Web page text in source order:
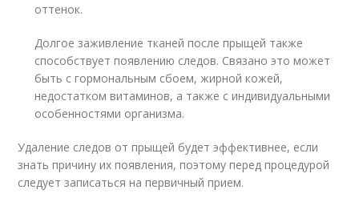
оттенок.
Долгое заживление тканей после прыщей также
способствует появлению следов. Связано это может
быть с гормональным сбоем, жирной кожей,
недостатком витаминов, а также с индивидуальными
особенностями организма.
Удаление следов от прыщей будет эффективнее, если
знать причину их появления, поэтому перед процедурой
следует записаться на первичный прием.